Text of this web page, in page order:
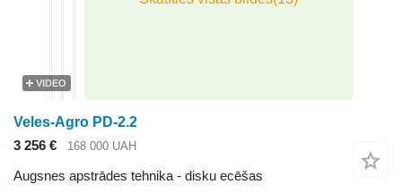
VIDEO
Veles-Agro PD-2.2
3 256 €
168 000 UAH
Augsnes apstrādes tehnika - disku ecēšas